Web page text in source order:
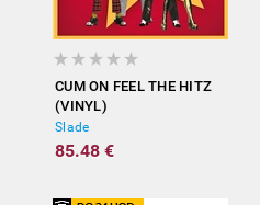
CUM ON FEEL THE HITZ
(VINYL)
Slade
85.48 €